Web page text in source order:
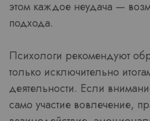
этом каждое неудача —
подхода.
Психологи рекомендуют
только исключительно
деятельности. Если
само участие вовлечение,